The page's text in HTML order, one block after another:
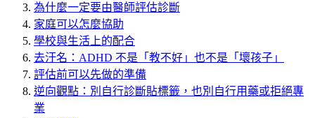
為什麼一定要由醫師評估診斷
家庭可以怎麼協助
學校與生活上的配合
去汙名：ADHD 不是「教不好」也不是「壞孩子」
評估前可以先做的準備
逆向觀點：別自行診斷貼標籤，也別自行用藥或拒絕專
業